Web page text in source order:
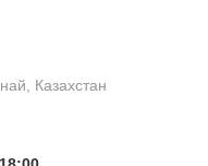
Казахстан